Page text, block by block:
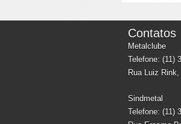
Contatos
Metalclube
Telefone: (11)
Rua Luiz
Sindmetal
Telefone: (11)